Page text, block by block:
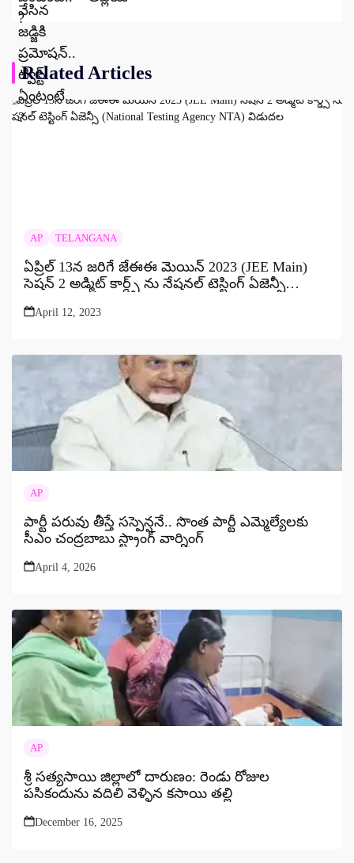
Related Articles
AP TELANGANA
ఏప్రిల్ 13న జరిగే జేఈఈ మెయిన్ 2023 (JEE Main)
సెషన్ 2 అడ్మిట్ కార్డ్స్ ను నేషనల్ టెస్టింగ్ ఏజెన్సీ
April 12, 2023
AP
పార్టీ పరువు తీస్తే సస్పెన్షనే.. సొంత పార్టీ ఎమ్మెల్యేలకు
సీఎం చంద్రబాబు స్ట్రాంగ్ వార్నింగ్
April 4, 2026
AP
శ్రీ సత్యసాయి జిల్లాలో దారుణం: రెండు రోజుల
పసికందును వదిలి వెళ్ళిన కసాయి తల్లి
December 16, 2025